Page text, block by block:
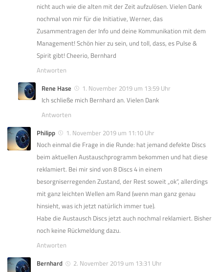
nicht auch wie die alten mit der Zeit aufzulösen. Vielen Dank
nochmal von mir für die Initiative, Werner, das
Zusammentragen der Info und deine Kommunikation mit dem
Management! Schön hier zu sein, und toll, dass, es Pulse &
Spirit gibt! Cheerio, Bernhard
Antworten
Rene Hase
1. November 2019 um 13:59 Uhr
Ich schließe mich Bernhard an. Vielen Dank
Antworten
Philipp
1. November 2019 um 11:10 Uhr
Noch einmal die Frage in die Runde: hat jemand defekte Discs
beim aktuellen Austauschprogramm bekommen und hat diese
reklamiert. Bei mir sind von 8 Discs 4 in einem
besorgniserregenden Zustand, der Rest soweit „ok“, allerdings
mit ganz leichten Wellen am Rand (wenn man ganz genau
hinsieht, was ich jetzt natürlich immer tue).
Habe die Austausch Discs jetzt auch nochmal reklamiert. Bisher
noch keine Rückmeldung dazu.
Antworten
Bernhard
2. November 2019 um 13:31 Uhr